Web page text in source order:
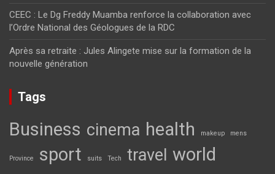
CEEC : Le Dg Freddy Muamba renforce la collaboration avec
l’Ordre National des Géologues de la RDC
Après sa retraite : Jules Alingete mise sur la formation de la
nouvelle génération
Tags
Business cinema health makeup mens
Province sport suits Tech travel world